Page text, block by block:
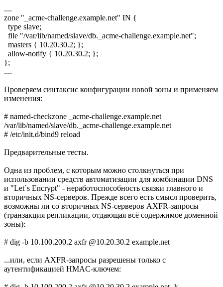
....
zone "_acme-challenge.example.net" IN {
type slave;
file "/var/lib/named/slave/db._acme-challenge.example.net";
masters { 10.20.30.2; };
allow-notify { 10.20.30.2; };
};
....
Проверяем синтаксис конфигурации новой зоны и применяем
изменения:
# named-checkzone _acme-challenge.example.net
/var/lib/named/slave/db._acme-challenge.example.net
# /etc/init.d/bind9 reload
Предварительные тесты.
Одна из проблем, с которым можно столкнуться при
использовании средств автоматизации для комбинации DNS
и "Let`s Encrypt" - неработоспособность связки главного и
вторичных NS-серверов. Прежде всего есть смысл проверить,
возможны ли со вторичных NS-серверов AXFR-запросы
(транзакция репликации, отдающая всё содержимое доменной
зоны):
# dig -b 10.100.200.2 axfr @10.20.30.2 example.net
...или, если AXFR-запросы разрешены только с
аутентификацией HMAC-ключем: